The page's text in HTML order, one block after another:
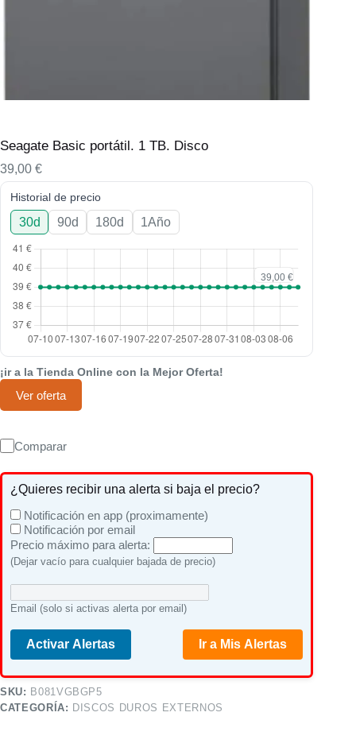
Seagate Basic portátil. 1 TB. Disco
39,00 €
Historial de precio
30d 90d 180d 1Año
¡ir a la Tienda Online con la Mejor Oferta!
Ver oferta
Comparar
¿Quieres recibir una alerta si baja el precio?
Notificación en app (proximamente)
Notificación por email
Precio máximo para alerta:
(Dejar vacío para cualquier bajada de precio)
Email (solo si activas alerta por email)
Activar Alertas Ir a Mis Alertas
SKU: B081VGBGP5
CATEGORÍA: DISCOS DUROS EXTERNOS